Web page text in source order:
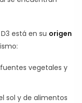
está en su origen
vegetales y
sol y de alimentos